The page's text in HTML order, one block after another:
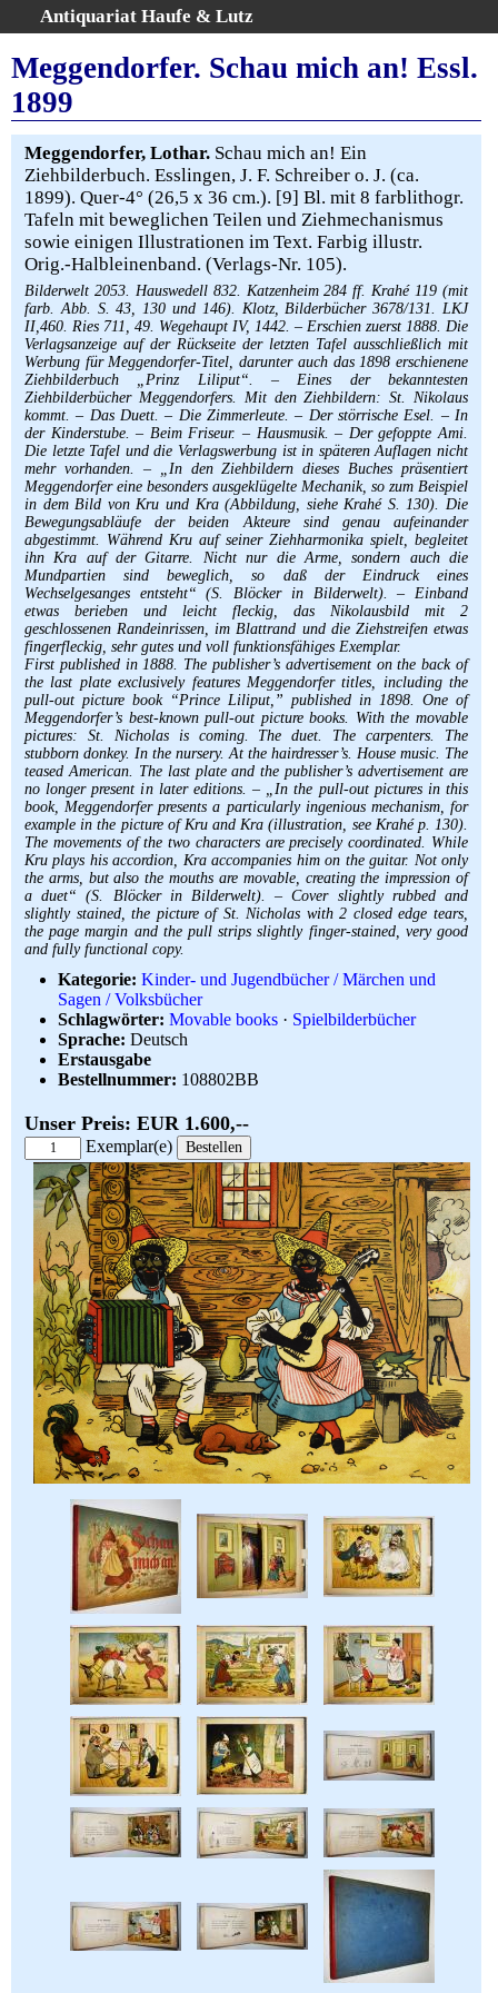
Antiquariat Haufe & Lutz
Home
Gesamtbestand
Erweiterte Suche
Kategorien
Schlagwörter
Warenkorb
AGB
Widerruf
Über uns
Aktuelle Kataloge
Kontakt
Ankauf
Links
Impressum
Meggendorfer. Schau mich an! Essl.
1899
Meggendorfer, Lothar. Schau mich an! Ein
Ziehbilderbuch. Esslingen, J. F. Schreiber o. J. (ca.
1899). Quer-4° (26,5 x 36 cm.). [9] Bl. mit 8 farblithogr.
Tafeln mit beweglichen Teilen und Ziehmechanismus
sowie einigen Illustrationen im Text. Farbig illustr.
Orig.-Halbleinenband. (Verlags-Nr. 105).
Bilderwelt 2053. Hauswedell 832. Katzenheim 284 ff. Krahé 119 (mit
farb. Abb. S. 43, 130 und 146). Klotz, Bilderbücher 3678/131. LKJ
II,460. Ries 711, 49. Wegehaupt IV, 1442. – Erschien zuerst 1888. Die
Verlagsanzeige auf der Rückseite der letzten Tafel ausschließlich mit
Werbung für Meggendorfer-Titel, darunter auch das 1898 erschienene
Ziehbilderbuch „Prinz Liliput“. – Eines der bekanntesten
Ziehbilderbücher Meggendorfers. Mit den Ziehbildern: St. Nikolaus
kommt. – Das Duett. – Die Zimmerleute. – Der störrische Esel. – In
der Kinderstube. – Beim Friseur. – Hausmusik. – Der gefoppte Ami.
Die letzte Tafel und die Verlagswerbung ist in späteren Auflagen nicht
mehr vorhanden. – „In den Ziehbildern dieses Buches präsentiert
Meggendorfer eine besonders ausgeklügelte Mechanik, so zum Beispiel
in dem Bild von Kru und Kra (Abbildung, siehe Krahé S. 130). Die
Bewegungsabläufe der beiden Akteure sind genau aufeinander
abgestimmt. Während Kru auf seiner Ziehharmonika spielt, begleitet
ihn Kra auf der Gitarre. Nicht nur die Arme, sondern auch die
Mundpartien sind beweglich, so daß der Eindruck eines
Wechselgesanges entsteht“ (S. Blöcker in Bilderwelt). – Einband
etwas berieben und leicht fleckig, das Nikolausbild mit 2
geschlossenen Randeinrissen, im Blattrand und die Ziehstreifen etwas
fingerfleckig, sehr gutes und voll funktionsfähiges Exemplar.
First published in 1888. The publisher’s advertisement on the back of
the last plate exclusively features Meggendorfer titles, including the
pull-out picture book “Prince Liliput,” published in 1898. One of
Meggendorfer’s best-known pull-out picture books. With the movable
pictures: St. Nicholas is coming. The duet. The carpenters. The
stubborn donkey. In the nursery. At the hairdresser’s. House music. The
teased American. The last plate and the publisher’s advertisement are
no longer present in later editions. – „In the pull-out pictures in this
book, Meggendorfer presents a particularly ingenious mechanism, for
example in the picture of Kru and Kra (illustration, see Krahé p. 130).
The movements of the two characters are precisely coordinated. While
Kru plays his accordion, Kra accompanies him on the guitar. Not only
the arms, but also the mouths are movable, creating the impression of
a duet“ (S. Blöcker in Bilderwelt). – Cover slightly rubbed and
slightly stained, the picture of St. Nicholas with 2 closed edge tears,
the page margin and the pull strips slightly finger-stained, very good
and fully functional copy.
Kategorie: Kinder- und Jugendbücher / Märchen und
Sagen / Volksbücher
Schlagwörter: Movable books · Spielbilderbücher
Sprache: Deutsch
Erstausgabe
Bestellnummer: 108802BB
Unser Preis: EUR 1.600,--
Exemplar(e)